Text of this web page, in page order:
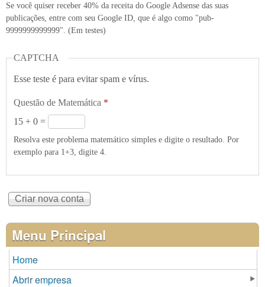
Se você quiser receber 40% da receita do Google Adsense das suas
publicações, entre com seu Google ID, que é algo como "pub-
9999999999999". (Em testes)
CAPTCHA
Esse teste é para evitar spam e vírus.
Questão de Matemática *
15 + 0 =
Resolva este problema matemático simples e digite o resultado. Por
exemplo para 1+3, digite 4.
Menu Principal
Home
Abrir empresa